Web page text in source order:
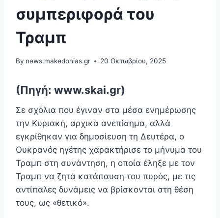
συμπεριφορά του
Τραμπ
By news.makedonias.gr 20 Οκτωβρίου, 2025
(Πηγή: www.skai.gr)
Σε σχόλια που έγιναν στα μέσα ενημέρωσης
την Κυριακή, αρχικά ανεπίσημα, αλλά
εγκρίθηκαν για δημοσίευση τη Δευτέρα, ο
Ουκρανός ηγέτης χαρακτήρισε το μήνυμα του
Τραμπ στη συνάντηση, η οποία έληξε με τον
Τραμπ να ζητά κατάπαυση του πυρός, με τις
αντίπαλες δυνάμεις να βρίσκονται στη θέση
τους, ως «θετικό».